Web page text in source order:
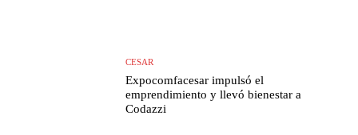
CESAR
Expocomfacesar impulsó el
emprendimiento y llevó bienestar a
Codazzi